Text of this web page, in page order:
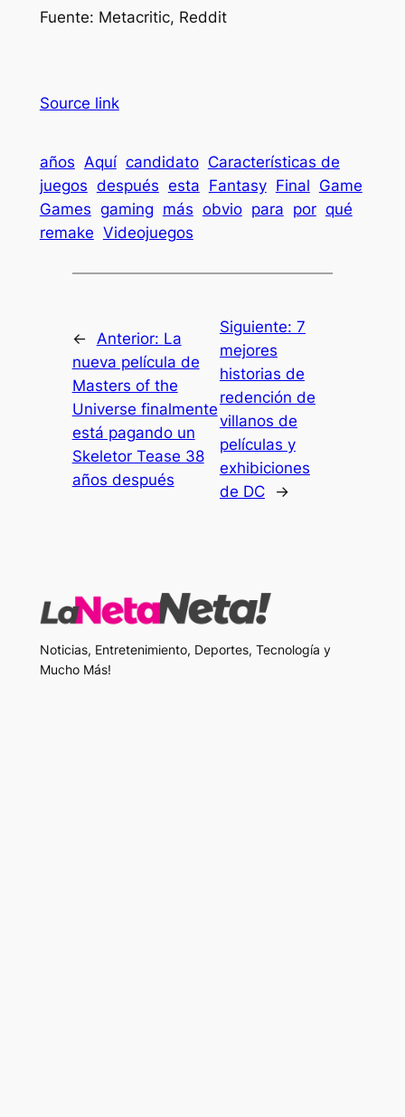
Fuente: Metacritic, Reddit
Source link
años Aquí candidato Características de
juegos después esta Fantasy Final Game
Games gaming más obvio para por qué
remake Videojuegos
← Anterior: La
nueva película de
Masters of the
Universe finalmente
está pagando un
Skeletor Tease 38
años después
Siguiente: 7
mejores
historias de
redención de
villanos de
películas y
exhibiciones
de DC
→
Noticias, Entretenimiento, Deportes, Tecnología y
Mucho Más!